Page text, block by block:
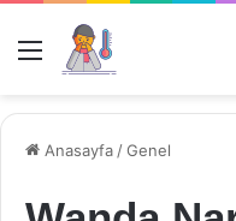
Menü
Anasayfa /Genel